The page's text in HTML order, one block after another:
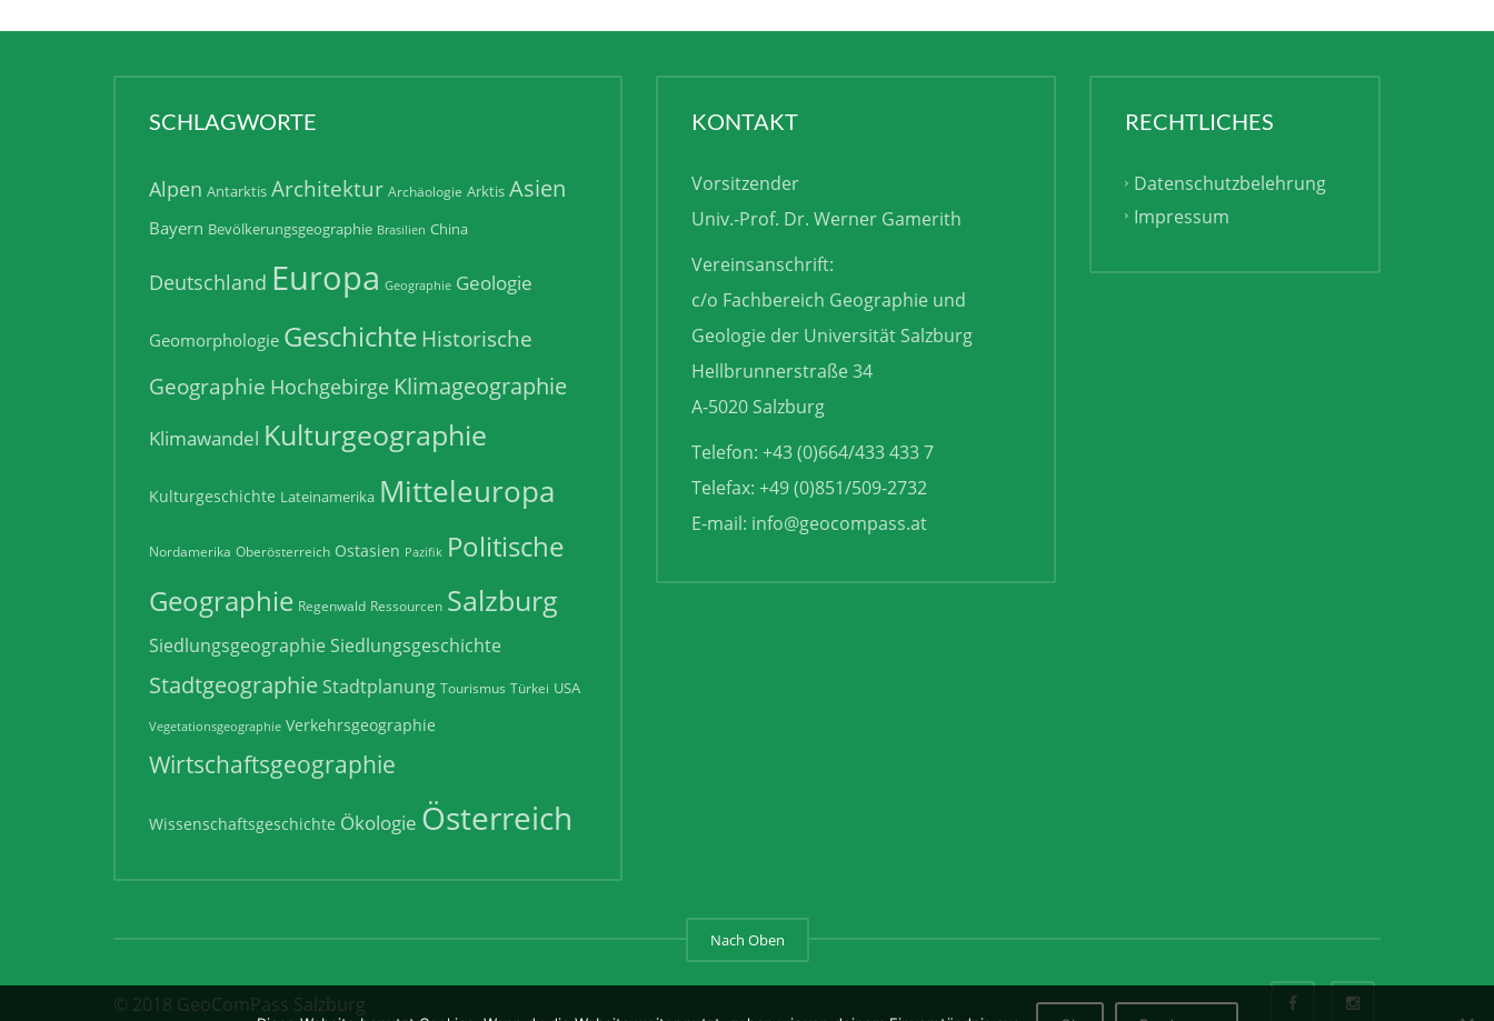
SCHLAGWORTE
Alpen Antarktis Architektur Archäologie Arktis Asien
Bayern Bevölkerungsgeographie Brasilien China
Deutschland Europa Geographie Geologie
Geomorphologie GeschichteHistorische
Geographie Hochgebirge Klimageographie
Klimawandel Kulturgeographie
Kulturgeschichte Lateinamerika Mitteleuropa
Nordamerika Oberösterreich Ostasien Pazifik Politische
Geographie Regenwald Ressourcen Salzburg
Siedlungsgeographie Siedlungsgeschichte
Stadtgeographie Stadtplanung Tourismus Türkei USA
Vegetationsgeographie Verkehrsgeographie
Wirtschaftsgeographie
Wissenschaftsgeschichte Ökologie Österreich
KONTAKT
Vorsitzender
Univ.-Prof. Dr. Werner Gamerith
Vereinsanschrift:
c/o Fachbereich Geographie und
Geologie der Universität Salzburg
Hellbrunnerstraße 34
A-5020 Salzburg
Telefon: +43 (0)664/433 433 7
Telefax: +49 (0)851/509-2732
E-mail: info@geocompass.at
RECHTLICHES
Datenschutzbelehrung
Impressum
Nach Oben
© 2018 GeoComPass Salzburg